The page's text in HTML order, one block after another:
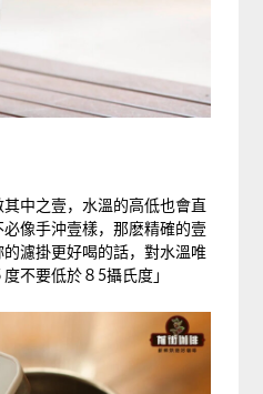
中之壹，水溫的高低也會直
像手沖壹樣，那麽精確的壹
濾掛更好喝的話，對水溫唯
不要低於８5攝氏度」